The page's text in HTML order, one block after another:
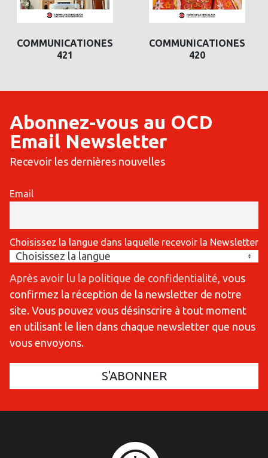
COMMUNICATIONES
421
COMMUNICATIONES
420
Abonnez-vous au OCD
Email Newsletter
Recevoir les dernières nouvelles
Email
Choisissez la langue dans laquelle recevoir la Newsletter
Après avoir lu la politique de confidentialité , vous
confirmez la réception de la newsletter de notre
site. Vous pouvez vous désinscrire à tout moment
en utilisant le lien dans chaque newsletter que nous
vous envoyons.